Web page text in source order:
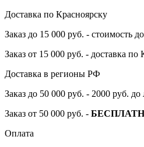
Доставка по Красноярску
Заказ до 15 000 руб. - стоимость
Заказ от 15 000 руб. - доставка по
Доставка в регионы РФ
Заказ до 50 000 руб. - 2000 руб.
Заказ от 50 000 руб. -
Оплата